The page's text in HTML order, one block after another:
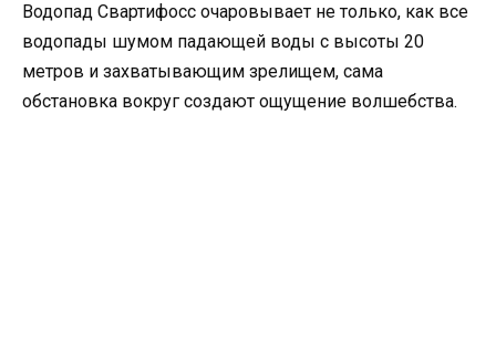
Водопад Свартифосс очаровывает не только, как все
водопады шумом падающей воды с высоты 20
метров и захватывающим зрелищем, сама
обстановка вокруг создают ощущение волшебства.